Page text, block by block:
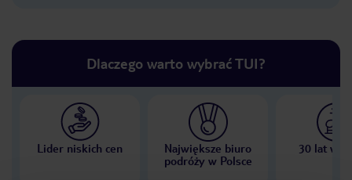
Dlaczego warto wybrać TUI?
Lider niskich cen
Największe biuro
podróży w Polsce
30 lat w